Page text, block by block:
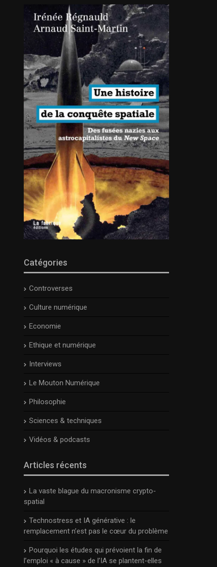
Catégories
Controverses
Culture numérique
Economie
Ethique et numérique
Interviews
Le Mouton Numérique
Philosophie
Sciences & techniques
Vidéos & podcasts
Articles récents
La vaste blague du macronisme crypto-
spatial
Technostress et IA générative : le
remplacement n’est pas le cœur du problème
Pourquoi les études qui prévoient la fin de
l’emploi « à cause » de l’IA se plantent-elles